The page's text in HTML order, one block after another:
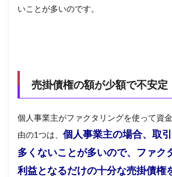
いことが多いのです。
売掛債権の額が少額で不安定
個人事業主がファクタリングを使って資
由の1つは、 個人事業主の場合、取
多くないことが多いので、ファク
利益となるだけの十分な売掛債権